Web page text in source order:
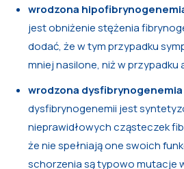
wrodzona
jest obniżenie stężenia
dodać, że w tym przypadku
mniej nasilone, niż w przypadku
wrodzona dysfibrynogenemia
dysfibrynogenemii jest
nieprawidłowych cząsteczek
że nie spełniają one swoich
schorzenia są typowo mutacje